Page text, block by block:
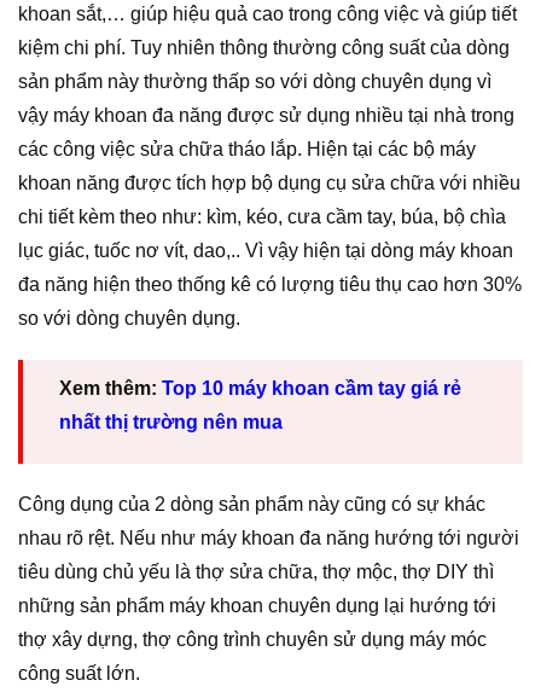
khoan sắt,… giúp hiệu quả cao trong công việc và giúp tiết
kiệm chi phí. Tuy nhiên thông thường công suất của dòng
sản phẩm này thường thấp so với dòng chuyên dụng vì
vậy máy khoan đa năng được sử dụng nhiều tại nhà trong
các công việc sửa chữa tháo lắp. Hiện tại các bộ máy
khoan năng được tích hợp bộ dụng cụ sửa chữa với nhiều
chi tiết kèm theo như: kìm, kéo, cưa cầm tay, búa, bộ chìa
lục giác, tuốc nơ vít, dao,.. Vì vậy hiện tại dòng máy khoan
đa năng hiện theo thống kê có lượng tiêu thụ cao hơn 30%
so với dòng chuyên dụng.
Xem thêm: Top 10 máy khoan cầm tay giá rẻ
nhất thị trường nên mua
Công dụng của 2 dòng sản phẩm này cũng có sự khác
nhau rõ rệt. Nếu như máy khoan đa năng hướng tới người
tiêu dùng chủ yếu là thợ sửa chữa, thợ mộc, thợ DIY thì
những sản phẩm máy khoan chuyên dụng lại hướng tới
thợ xây dựng, thợ công trình chuyên sử dụng máy móc
công suất lớn.